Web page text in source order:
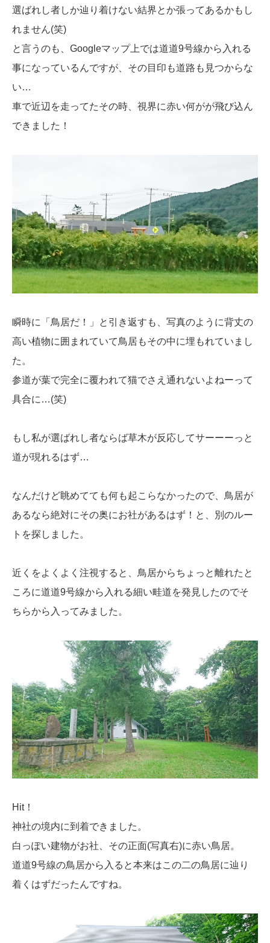
選ばれし者しか辿り着けない結界とか張ってあるかもし
れません(笑)
と言うのも、Googleマップ上では道道9号線から入れる
事になっているんですが、その目印も道路も見つからな
い…
車で近辺を走ってたその時、視界に赤い何がが飛び込ん
できました！
瞬時に「鳥居だ！」と引き返すも、写真のように背丈の
高い植物に囲まれていて鳥居もその中に埋もれていまし
た。
参道が葉で完全に覆われて猫でさえ通れないよねーって
具合に…(笑)
もし私が選ばれし者ならば草木が反応してサーーーっと
道が現れるはず…
なんだけど眺めてても何も起こらなかったので、鳥居が
あるなら絶対にその奥にお社があるはず！と、別のルー
トを探しました。
近くをよくよく注視すると、鳥居からちょっと離れたと
ころに道道9号線から入れる細い畦道を発見したのでそ
ちらから入ってみました。
Hit！
神社の境内に到着できました。
白っぽい建物がお社、その正面(写真右)に赤い鳥居。
道道9号線の鳥居から入ると本来はこの二の鳥居に辿り
着くはずだったんですね。